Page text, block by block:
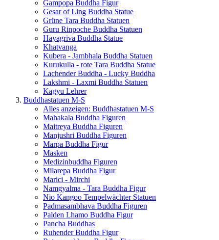
Gampopa Buddha Figur
Gesar of Ling Buddha Statue
Grüne Tara Buddha Statuen
Guru Rinpoche Buddha Statuen
Hayagriva Buddha Statue
Khatvanga
Kubera - Jambhala Buddha Statuen
Kurukulla - rote Tara Buddha Statue
Lachender Buddha - Lucky Buddha
Lakshmi - Laxmi Buddha Statuen
Kagyu Lehrer
Buddhastatuen M-S
Alles anzeigen: Buddhastatuen M-S
Mahakala Buddha Figuren
Maitreya Buddha Figuren
Manjushri Buddha Figuren
Marpa Buddha Figur
Masken
Medizinbuddha Figuren
Milarepa Buddha Figur
Marici - Mirchi
Namgyalma - Tara Buddha Figur
Nio Kangoo Tempelwächter Statuen
Padmasambhava Buddha Figuren
Palden Lhamo Buddha Figur
Pancha Buddhas
Ruhender Buddha Figur